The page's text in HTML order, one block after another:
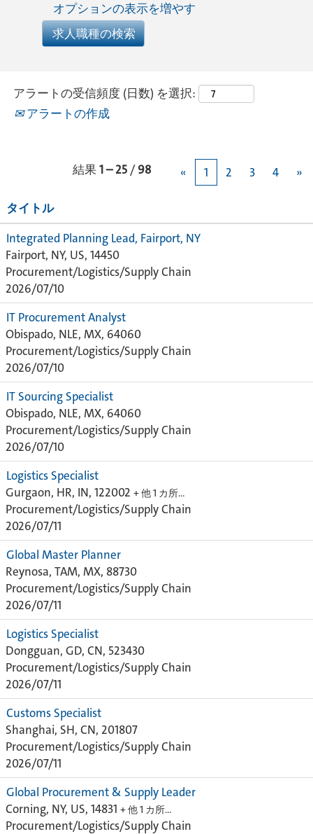
オプションの表示を増やす
アラートの受信頻度 (日数) を選択:
アラートの作成
結果 1 – 25 /98 « 1 2 3 4 »
タイトル
Integrated Planning Lead, Fairport, NY
Fairport, NY, US, 14450
Procurement/Logistics/Supply Chain
2026/07/10
IT Procurement Analyst
Obispado, NLE, MX, 64060
Procurement/Logistics/Supply Chain
2026/07/10
IT Sourcing Specialist
Obispado, NLE, MX, 64060
Procurement/Logistics/Supply Chain
2026/07/10
Logistics Specialist
Gurgaon, HR, IN, 122002 + 他 1 カ所…
Procurement/Logistics/Supply Chain
2026/07/11
Global Master Planner
Reynosa, TAM, MX, 88730
Procurement/Logistics/Supply Chain
2026/07/11
Logistics Specialist
Dongguan, GD, CN, 523430
Procurement/Logistics/Supply Chain
2026/07/11
Customs Specialist
Shanghai, SH, CN, 201807
Procurement/Logistics/Supply Chain
2026/07/11
Global Procurement & Supply Leader
Corning, NY, US, 14831 + 他 1 カ所…
Procurement/Logistics/Supply Chain